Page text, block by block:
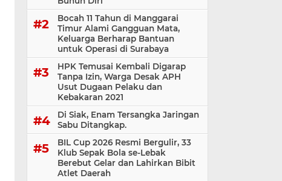
Bocah 11 Tahun di Manggarai
Timur Alami Gangguan Mata,
Keluarga Berharap Bantuan
untuk Operasi di Surabaya
HPK Temusai Kembali Digarap
Tanpa Izin, Warga Desak APH
Usut Dugaan Pelaku dan
Kebakaran 2021
Di Siak, Enam Tersangka Jaringan
Sabu Ditangkap.
BIL Cup 2026 Resmi Bergulir, 33
Klub Sepak Bola se-Lebak
Berebut Gelar dan Lahirkan Bibit
Atlet Daerah